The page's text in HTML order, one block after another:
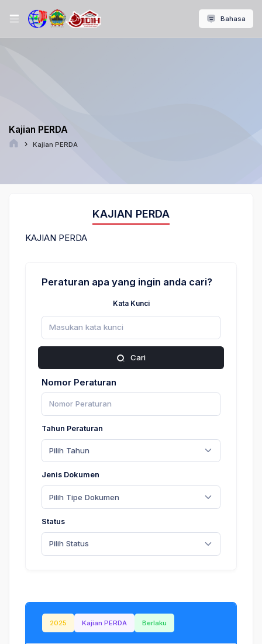
Bahasa
Kajian PERDA
Kajian PERDA
KAJIAN PERDA
KAJIAN PERDA
Peraturan apa yang ingin anda cari?
Kata Kunci
Cari
Nomor Peraturan
Tahun Peraturan
Pilih Tahun
Jenis Dokumen
Pilih Tipe Dokumen
Status
Pilih Status
2025 Kajian PERDA Berlaku